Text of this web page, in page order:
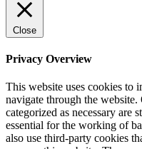
Close
Privacy Overview
This website uses cookies to
navigate through the website.
categorized as necessary are
essential for the working of
also use third-party cookies